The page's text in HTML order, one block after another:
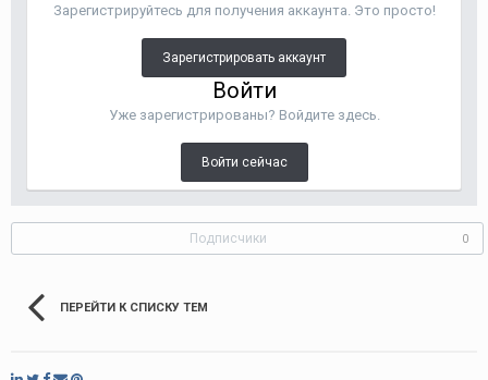
Зарегистрируйтесь для получения аккаунта. Это просто!
Зарегистрировать аккаунт
Войти
Уже зарегистрированы? Войдите здесь.
Войти сейчас
Подписчики 0
ПЕРЕЙТИ К СПИСКУ ТЕМ